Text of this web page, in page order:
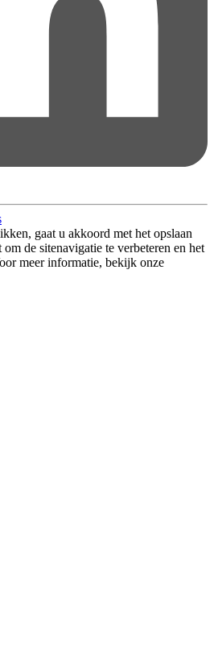
gaat u akkoord met het opslaan
de sitenavigatie te verbeteren en het
meer informatie, bekijk onze